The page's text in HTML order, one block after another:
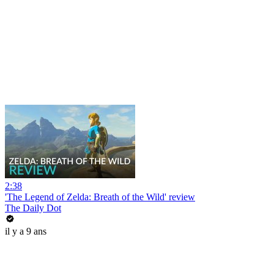
2:38
'The Legend of Zelda: Breath of the Wild' review
The Daily Dot
il y a 9 ans